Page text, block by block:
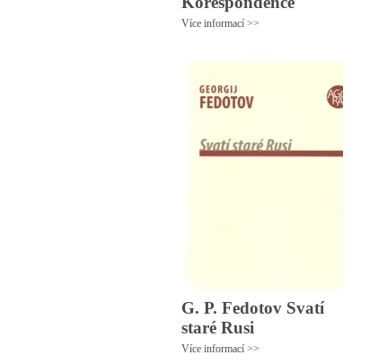
Více informací >>
G. P. Fedotov Svatí
staré Rusi
Více informací >>